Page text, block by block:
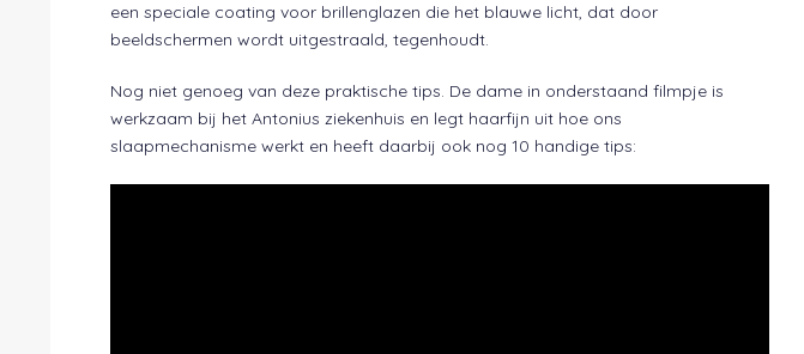
een speciale coating voor brillenglazen die het blauwe licht, dat door
beeldschermen wordt uitgestraald, tegenhoudt.
Nog niet genoeg van deze praktische tips. De dame in onderstaand filmpje is
werkzaam bij het Antonius ziekenhuis en legt haarfijn uit hoe ons
slaapmechanisme werkt en heeft daarbij ook nog 10 handige tips: